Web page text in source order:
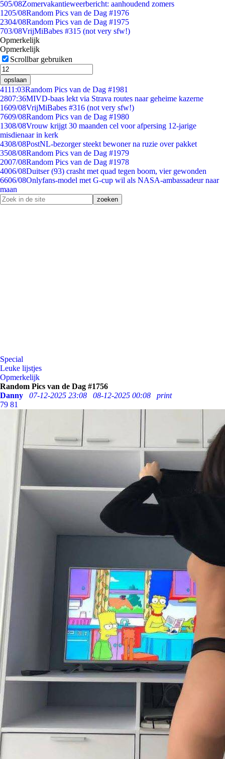
505/08Zomervakantieweerbericht: aanhoudend zomers
1205/08Random Pics van de Dag #1976
2304/08Random Pics van de Dag #1975
703/08VrijMiBabes #315 (not very sfw!)
Opmerkelijk
Opmerkelijk
Scrollbar gebruiken
opslaan
4111:03Random Pics van de Dag #1981
2807:36MIVD-baas lekt via Strava routes naar geheime kazerne
1609/08VrijMiBabes #316 (not very sfw!)
7609/08Random Pics van de Dag #1980
1308/08Vrouw krijgt 30 maanden cel voor afpersing 12-jarige
misdienaar in kerk
4308/08PostNL-bezorger steekt bewoner na ruzie over pakket
3508/08Random Pics van de Dag #1979
2007/08Random Pics van de Dag #1978
4006/08Duitser (93) crasht met quad tegen boom, vier gewonden
6606/08Onlyfans-model met G-cup wil als NASA-ambassadeur naar
maan
Special
Leuke lijstjes
Opmerkelijk
Random Pics van de Dag #1756
Danny
07-12-2025 23:08 08-12-2025 00:08
print
79 81